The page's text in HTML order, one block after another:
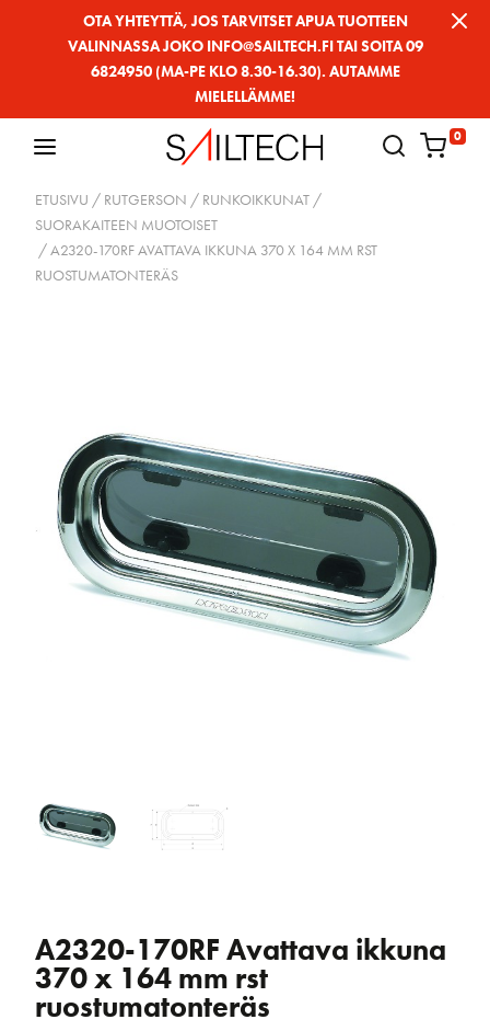
OTA YHTEYTTÄ, JOS TARVITSET APUA TUOTTEEN
VALINNASSA JOKO INFO@SAILTECH.FI TAI SOITA 09
6824950 (MA-PE KLO 8.30-16.30). AUTAMME
MIELELLÄMME!
0
ETUSIVU / RUTGERSON / RUNKOIKKUNAT /
SUORAKAITEEN MUOTOISET
/ A2320-170RF AVATTAVA IKKUNA 370 X 164 MM RST
RUOSTUMATONTERÄS
A2320-170RF Avattava ikkuna
370 x 164 mm rst
ruostumatonteräs